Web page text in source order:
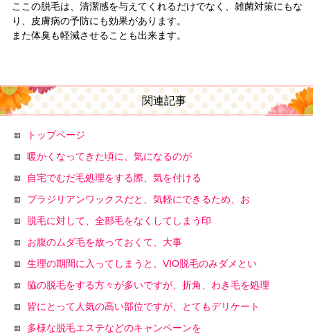
ここの脱毛は、清潔感を与えてくれるだけでなく、雑菌対策にもな
り、皮膚病の予防にも効果があります。
また体臭も軽減させることも出来ます。
関連記事
トップページ
暖かくなってきた頃に、気になるのが
自宅でむだ毛処理をする際、気を付ける
ブラジリアンワックスだと、気軽にできるため、お
脱毛に対して、全部毛をなくしてしまう印
お腹のムダ毛を放っておくて、大事
生理の期間に入ってしまうと、VIO脱毛のみダメとい
脇の脱毛をする方々が多いですが、折角、わき毛を処理
皆にとって人気の高い部位ですが、とてもデリケート
多様な脱毛エステなどのキャンペーンを